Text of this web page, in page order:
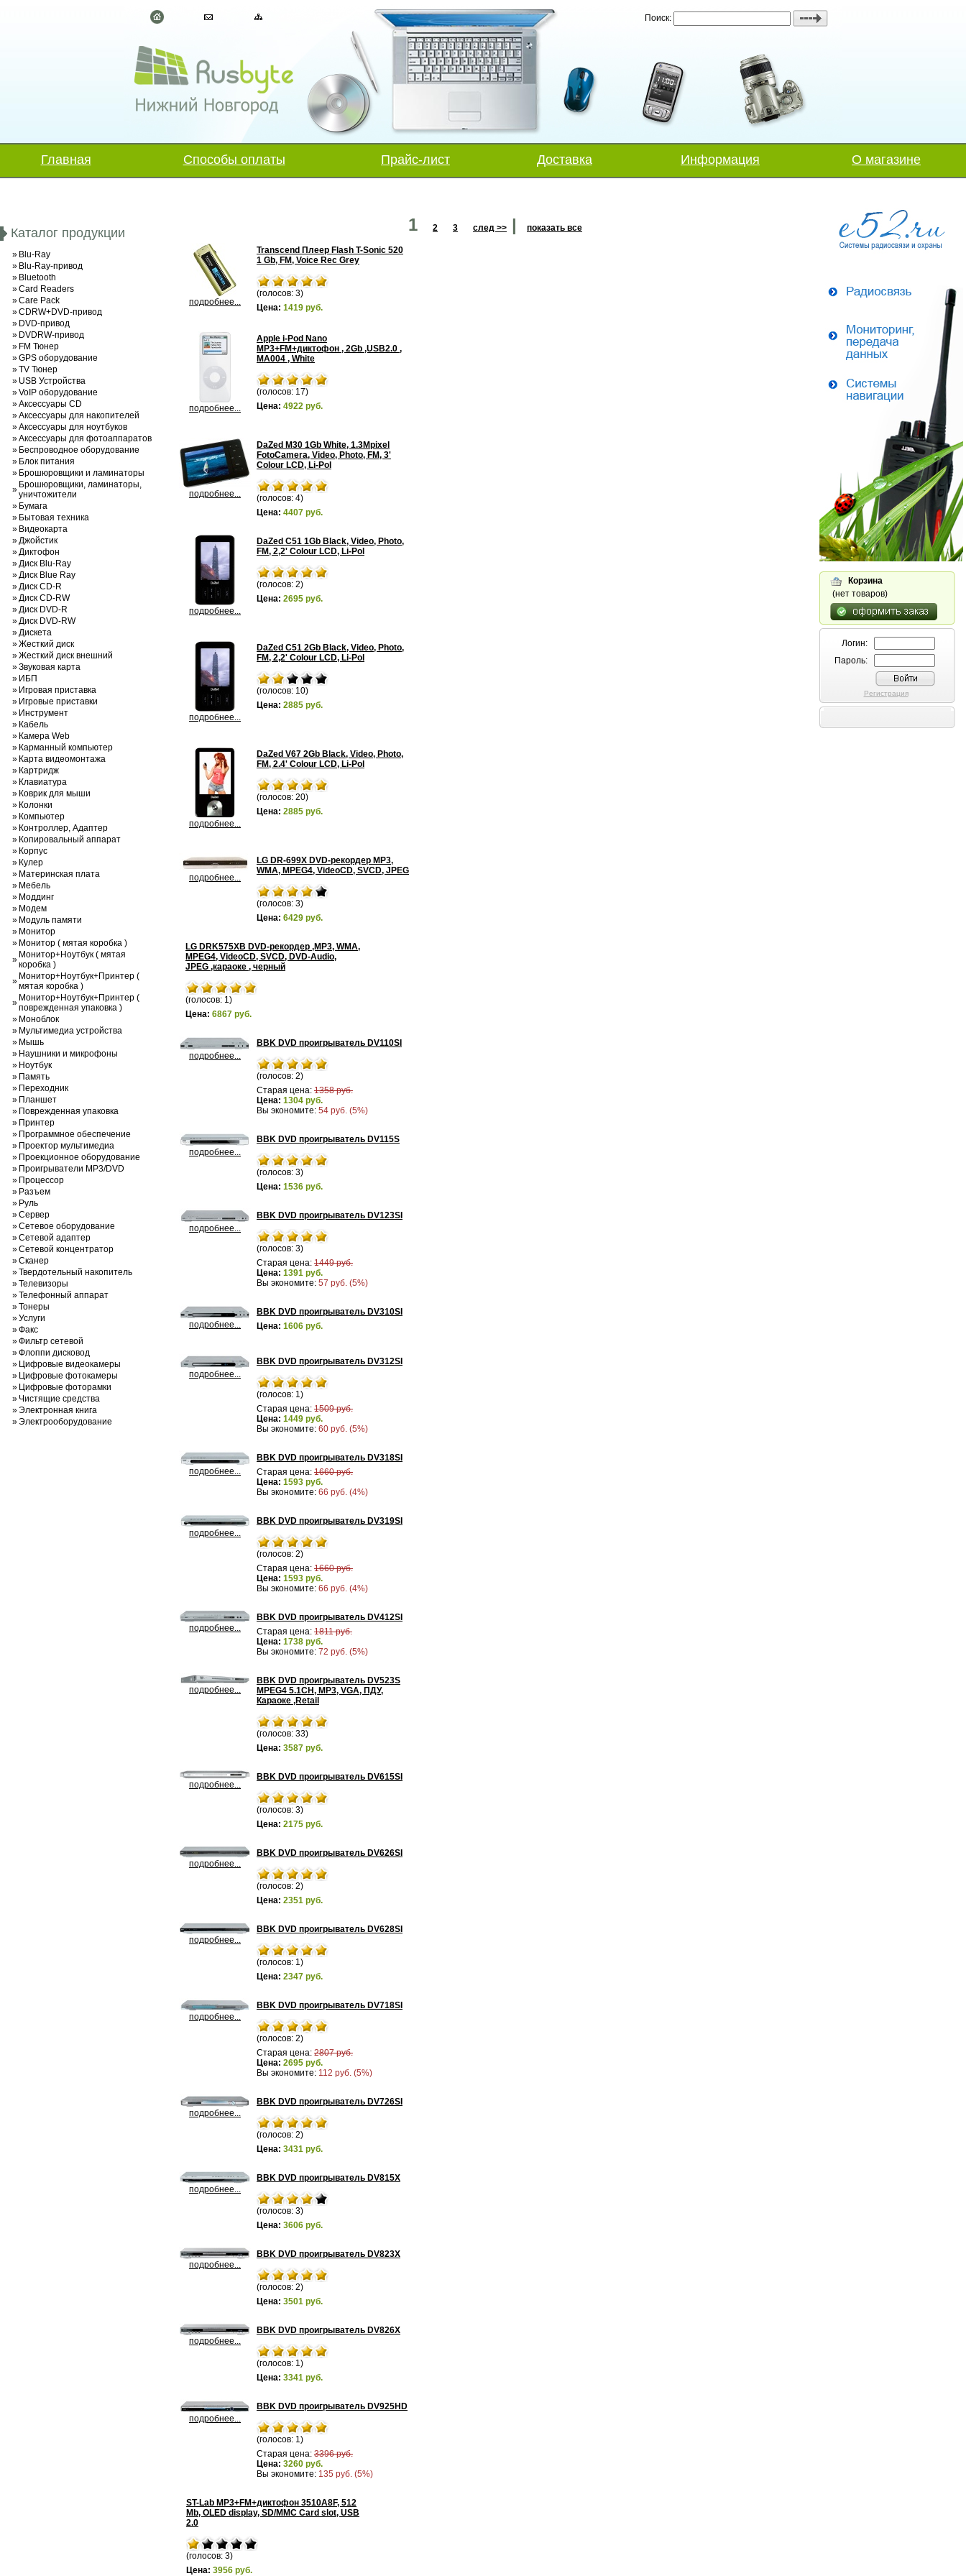
Поиск:
Главная Способы оплаты Прайс-лист Доставка Информация О магазине
Каталог продукции
» Blu-Ray
» Blu-Ray-привод
» Bluetooth
»Card Readers
»Care Pack
»CDRW+DVD-привод
» DVD-привод
» DVDRW-привод
» FM Тюнер
»GPS оборудование
»TV Тюнер
» USB Устройства
»VoIP оборудование
»Аксессуары CD
»Аксессуары для накопителей
»Аксессуары для ноутбуков
»Аксессуары для фотоаппаратов
» Беспроводное оборудование
» Блок питания
» Брошюровщики и ламинаторы
» Брошюровщики, ламинаторы,
уничтожители
» Бумага
» Бытовая техника
» Видеокарта
»Джойстик
»Диктофон
»Диск Blu-Ray
»Диск Blue Ray
»Диск CD-R
»Диск CD-RW
»Диск DVD-R
»Диск DVD-RW
»Дискета
»Жесткий диск
»Жесткий диск внешний
»Звуковая карта
» ИБП
» Игровая приставка
» Игровые приставки
» Инструмент
» Кабель
» Камера Web
» Карманный компьютер
» Карта видеомонтажа
» Картридж
» Клавиатура
» Коврик для мыши
» Колонки
» Компьютер
» Контроллер, Адаптер
» Копировальный аппарат
» Корпус
» Кулер
» Материнская плата
» Мебель
» Моддинг
» Модем
» Модуль памяти
» Монитор
» Монитор ( мятая коробка )
» Монитор+Ноутбук ( мятая
коробка )
» Монитор+Ноутбук+Принтер (
мятая коробка )
» Монитор+Ноутбук+Принтер (
поврежденная упаковка )
» Моноблок
» Мультимедиа устройства
» Мышь
» Наушники и микрофоны
» Ноутбук
» Память
» Переходник
» Планшет
» Поврежденная упаковка
» Принтер
» Программное обеспечение
» Проектор мультимедиа
» Проекционное оборудование
» Проигрыватели MP3/DVD
» Процессор
» Разъем
» Руль
»Сервер
»Сетевое оборудование
»Сетевой адаптер
»Сетевой концентратор
»Сканер
»Твердотельный накопитель
»Телевизоры
»Телефонный аппарат
»Тонеры
»Услуги
»Факс
»Фильтр сетевой
»Флоппи дисковод
» Цифровые видеокамеры
» Цифровые фотокамеры
» Цифровые фоторамки
» Чистящие средства
»Электронная книга
»Электрооборудование
1 2 3 след >> | показать все
подробнее...
Transcend Плеер Flash T-Sonic 520
1 Gb, FM, Voice Rec Grey
(голосов: 3)
Цена: 1419 руб.
подробнее...
Apple i-Pod Nano
MP3+FM+диктофон , 2Gb ,USB2.0 ,
МА004 , White
(голосов: 17)
Цена: 4922 руб.
подробнее...
DaZed M30 1Gb White, 1.3Mpixel
FotoCamera, Video, Photo, FM, 3'
Colour LCD, Li-Pol
(голосов: 4)
Цена: 4407 руб.
подробнее...
DaZed С51 1Gb Black, Video, Photo,
FM, 2,2' Colour LCD, Li-Pol
(голосов: 2)
Цена: 2695 руб.
подробнее...
DaZed С51 2Gb Black, Video, Photo,
FM, 2,2' Colour LCD, Li-Pol
(голосов: 10)
Цена: 2885 руб.
подробнее...
DaZed V67 2Gb Black, Video, Photo,
FM, 2.4' Colour LCD, Li-Pol
(голосов: 20)
Цена: 2885 руб.
подробнее...
LG DR-699X DVD-рекордер MP3,
WMA, MPEG4, VideoCD, SVCD, JPEG
(голосов: 3)
Цена: 6429 руб.
LG DRK575XB DVD-рекордер ,MP3, WMA,
MPEG4, VideoCD, SVCD, DVD-Audio,
JPEG ,караоке , черный
(голосов: 1)
Цена: 6867 руб.
подробнее...
BBK DVD проигрыватель DV110SI
(голосов: 2)
Старая цена: 1358 руб.
Цена: 1304 руб.
Вы экономите: 54 руб. (5%)
подробнее...
BBK DVD проигрыватель DV115S
(голосов: 3)
Цена: 1536 руб.
подробнее...
BBK DVD проигрыватель DV123SI
(голосов: 3)
Старая цена: 1449 руб.
Цена: 1391 руб.
Вы экономите: 57 руб. (5%)
подробнее...
BBK DVD проигрыватель DV310SI
Цена: 1606 руб.
подробнее...
BBK DVD проигрыватель DV312SI
(голосов: 1)
Старая цена: 1509 руб.
Цена: 1449 руб.
Вы экономите: 60 руб. (5%)
подробнее...
BBK DVD проигрыватель DV318SI
Старая цена: 1660 руб.
Цена: 1593 руб.
Вы экономите: 66 руб. (4%)
подробнее...
BBK DVD проигрыватель DV319SI
(голосов: 2)
Старая цена: 1660 руб.
Цена: 1593 руб.
Вы экономите: 66 руб. (4%)
подробнее...
BBK DVD проигрыватель DV412SI
Старая цена: 1811 руб.
Цена: 1738 руб.
Вы экономите: 72 руб. (5%)
подробнее...
BBK DVD проигрыватель DV523S
MPEG4 5.1CH, MP3, VGA, ПДУ,
Караоке ,Retail
(голосов: 33)
Цена: 3587 руб.
подробнее...
BBK DVD проигрыватель DV615SI
(голосов: 3)
Цена: 2175 руб.
подробнее...
BBK DVD проигрыватель DV626SI
(голосов: 2)
Цена: 2351 руб.
подробнее...
BBK DVD проигрыватель DV628SI
(голосов: 1)
Цена: 2347 руб.
подробнее...
BBK DVD проигрыватель DV718SI
(голосов: 2)
Старая цена: 2807 руб.
Цена: 2695 руб.
Вы экономите: 112 руб. (5%)
подробнее...
BBK DVD проигрыватель DV726SI
(голосов: 2)
Цена: 3431 руб.
подробнее...
BBK DVD проигрыватель DV815X
(голосов: 3)
Цена: 3606 руб.
подробнее...
BBK DVD проигрыватель DV823X
(голосов: 2)
Цена: 3501 руб.
подробнее...
BBK DVD проигрыватель DV826X
(голосов: 1)
Цена: 3341 руб.
подробнее...
BBK DVD проигрыватель DV925HD
(голосов: 1)
Старая цена: 3396 руб.
Цена: 3260 руб.
Вы экономите: 135 руб. (5%)
ST-Lab MP3+FM+диктофон 3510A8F, 512
Mb, OLED display, SD/MMC Card slot, USB
2.0
(голосов: 3)
Цена: 3956 руб.
Корзина
(нет товаров)
Логин:
Пароль:
Регистрация